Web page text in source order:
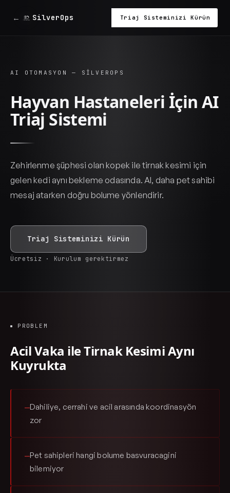
← SilverOps Triaj Sisteminizi Kürün
AI OTOMASYON — SILVEROPS
Hayvan Hastaneleri İçin AI
Triaj Sistemi
Zehirlenme şüphesi olan kopek ile tirnak kesimi için
gelen kedi aynı bekleme odasında. AI, daha pet sahibi
mesaj atarken doğru bolume yönlendirir.
Triaj Sisteminizi Kürün
Ücretsiz · Kurulum gerektirmez
PROBLEM
Acil Vaka ile Tirnak Kesimi Aynı
Kuyrukta
—Dahiliye, cerrahi ve acil arasında koordinasyön
zor
—Pet sahipleri hangi bolume basvuracagini
bilemiyor